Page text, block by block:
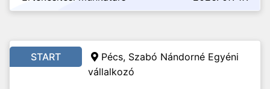
START Pécs, Szabó Nándorné Egyéni
vállalkozó